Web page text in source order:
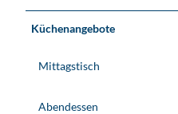
Küchenangebote
Mittagstisch
Abendessen